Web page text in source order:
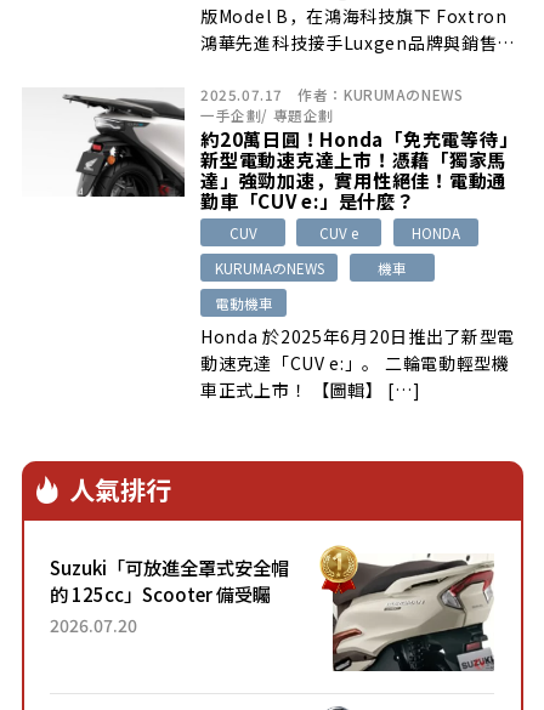
版Model B，在鴻海科技旗下 Foxtron
鴻華先進科技接手Luxgen品牌與銷售通
名發表上市，這也意味著Foxtron鴻華先
進科技，從過往的研發角色正式轉變成為
市售電動車品牌與消費者溝通。
2025.07.17 作者： KURUMAのNEWS
一手企劃/ 專題企劃
約20萬日圓！Honda「免充電等待」
新型電動速克達上市！憑藉「獨家馬
達」強勁加速，實用性絕佳！電動通
勤車「CUV e:」是什麼？
CUV CUV e
HONDA
KURUMAのNEWS
機車
電動機車
Honda 於2025年6月20日推出了新型電
動速克達「CUV e:」。 二輪電動輕型機
車正式上市！ 【圖輯】 […]
人氣排行
Suzuki「可放進全罩式安全帽
的 125cc」Scooter 備受矚
目！採用全新流線設計與各項
2026.07.20